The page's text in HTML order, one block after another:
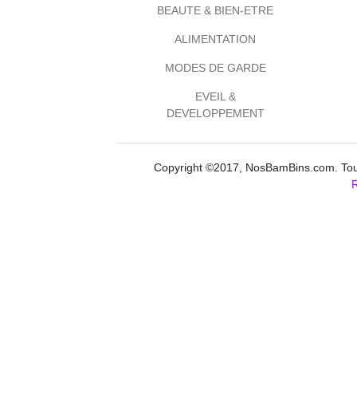
BEAUTE & BIEN-ETRE
ALIMENTATION
MODES DE GARDE
EVEIL &
DEVELOPPEMENT
Copyright ©2017, NosBamBins.com.